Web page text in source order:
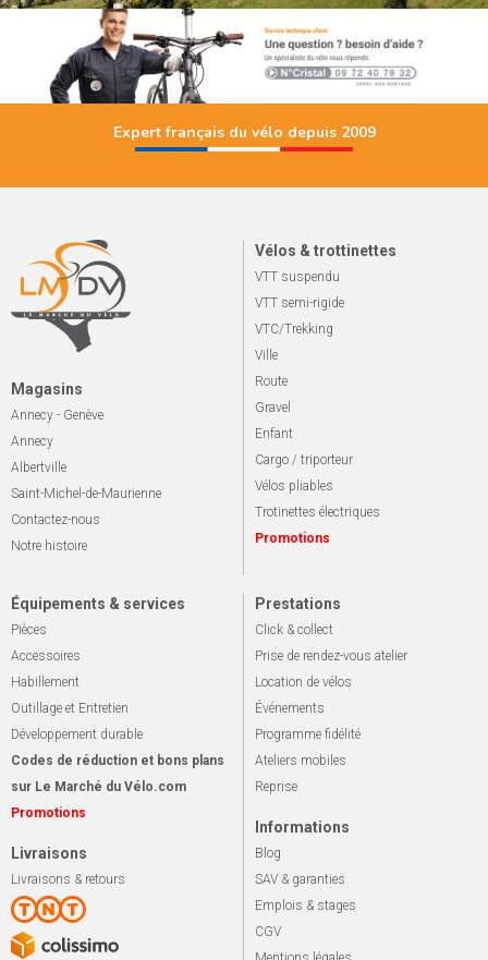
Expert français du vélo depuis 2009
Magasins
Annecy - Genève
Annecy
Albertville
Saint-Michel-de-Maurienne
Contactez-nous
Notre histoire
Vélos & trottinettes
VTT suspendu
VTT semi-rigide
VTC/Trekking
Ville
Route
Gravel
Enfant
Cargo / triporteur
Vélos pliables
Trotinettes électriques
Promotions
Équipements & services
Pièces
Accessoires
Habillement
Outillage et Entretien
Développement durable
Codes de réduction et bons plans
sur Le Marché du Vélo.com
Promotions
Livraisons
Livraisons & retours
Prestations
Click & collect
Prise de rendez-vous atelier
Location de vélos
Événements
Programme fidélité
Ateliers mobiles
Reprise
Informations
Blog
SAV & garanties
Emplois & stages
CGV